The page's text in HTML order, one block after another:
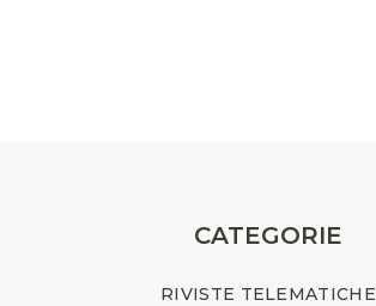
CATEGORIE
RIVISTE TELEMATICHE